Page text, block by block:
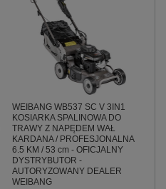
WEIBANG WB537 SC V 3IN1
KOSIARKA SPALINOWA DO
TRAWY Z NAPĘDEM WAŁ
KARDANA / PROFESJONALNA
6.5 KM / 53 cm - OFICJALNY
DYSTRYBUTOR -
AUTORYZOWANY DEALER
WEIBANG